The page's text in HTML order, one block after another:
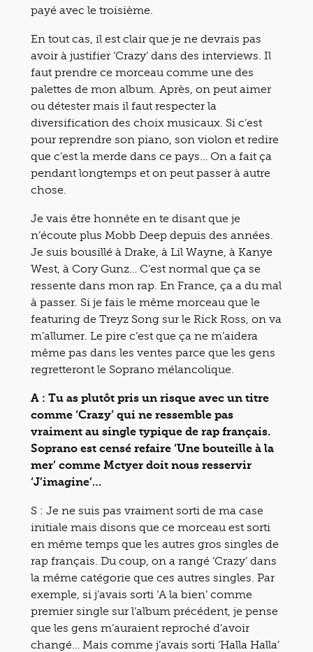
payé avec le troisième.
En tout cas, il est clair que je ne devrais pas
avoir à justifier ‘Crazy’ dans des interviews. Il
faut prendre ce morceau comme une des
palettes de mon album. Après, on peut aimer
ou détester mais il faut respecter la
diversification des choix musicaux. Si c’est
pour reprendre son piano, son violon et redire
que c’est la merde dans ce pays… On a fait ça
pendant longtemps et on peut passer à autre
chose.
Je vais être honnête en te disant que je
n’écoute plus Mobb Deep depuis des années.
Je suis bousillé à Drake, à Lil Wayne, à Kanye
West, à Cory Gunz… C’est normal que ça se
ressente dans mon rap. En France, ça a du mal
à passer. Si je fais le même morceau que le
featuring de Treyz Song sur le Rick Ross, on va
m’allumer. Le pire c’est que ça ne m’aidera
même pas dans les ventes parce que les gens
regretteront le Soprano mélancolique.
A : Tu as plutôt pris un risque avec un titre
comme ‘Crazy’ qui ne ressemble pas
vraiment au single typique de rap français.
Soprano est censé refaire ‘Une bouteille à la
mer’ comme Mctyer doit nous resservir
‘J’imagine’…
S : Je ne suis pas vraiment sorti de ma case
initiale mais disons que ce morceau est sorti
en même temps que les autres gros singles de
rap français. Du coup, on a rangé ‘Crazy’ dans
la même catégorie que ces autres singles. Par
exemple, si j’avais sorti ‘A la bien’ comme
premier single sur l’album précédent, je pense
que les gens m’auraient reproché d’avoir
changé… Mais comme j’avais sorti ‘Halla Halla’